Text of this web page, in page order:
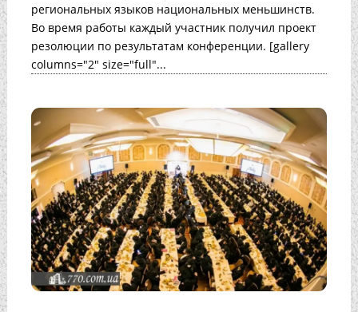
региональных языков национальных меньшинств.
Во время работы каждый участник получил проект
резолюции по результатам конференции. [gallery
columns="2" size="full"...